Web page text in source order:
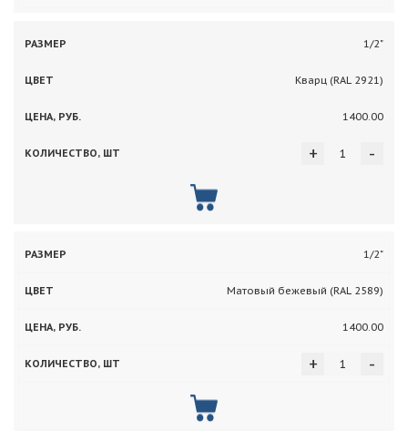
1/2"
Кварц (RAL 2921)
1400.00
-
+
1/2"
Матовый бежевый (RAL 2589)
1400.00
-
+